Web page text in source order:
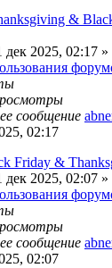
&
дек 2025, 02:17
сообщение
02:17
Friday &
дек 2025, 02:07
сообщение
02:07